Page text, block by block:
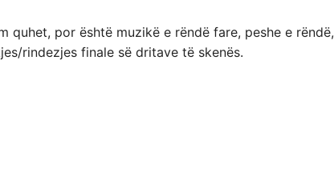
quhet, por është muzikë e rëndë fare, peshe e rëndë,
rindezjes finale së dritave të skenës.